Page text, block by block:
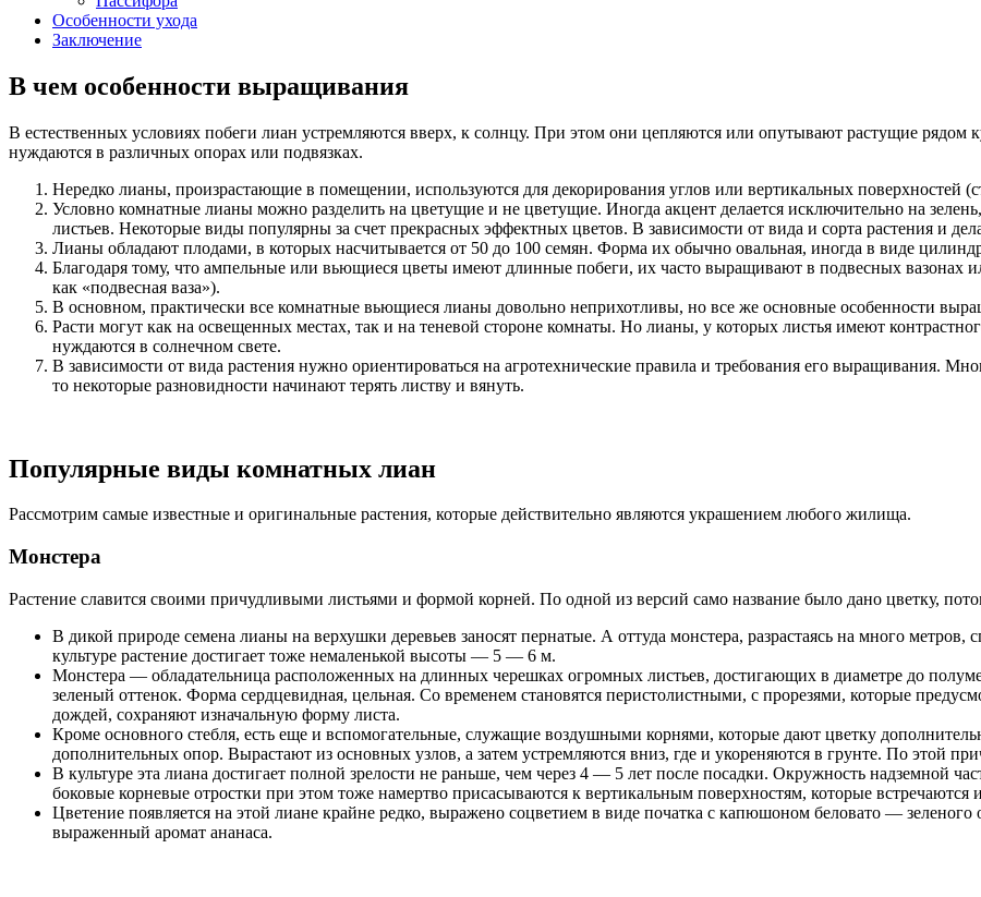
Особенности ухода
Заключение
В чем особенности выращивания
В естественных условиях побеги лиан устремляются вверх, к солнцу. При этом они цепляются или опутывают растущие
нуждаются в различных опорах или подвязках.
Нередко лианы, произрастающие в помещении, используются для декорирования углов или вертикальных поверхностей
Условно комнатные лианы можно разделить на цветущие и не цветущие. Иногда акцент делается исключительно на
листьев. Некоторые виды популярны за счет прекрасных эффектных цветов. В зависимости от вида и сорта растения и
Лианы обладают плодами, в которых насчитывается от 50 до 100 семян. Форма их обычно овальная, иногда в виде
Благодаря тому, что ампельные или вьющиеся цветы имеют длинные побеги, их часто выращивают в подвесных вазонах
как «подвесная ваза»).
В основном, практически все комнатные вьющиеся лианы довольно неприхотливы, но все же основные особенности
Расти могут как на освещенных местах, так и на теневой стороне комнаты. Но лианы, у которых листья имеют
нуждаются в солнечном свете.
В зависимости от вида растения нужно ориентироваться на агротехнические правила и требования его выращивания.
то некоторые разновидности начинают терять листву и вянуть.
Популярные виды комнатных лиан
Рассмотрим самые известные и оригинальные растения, которые действительно являются украшением любого жилища.
Монстера
Растение славится своими причудливыми листьями и формой корней. По одной из версий само название было дано цветку,
В дикой природе семена лианы на верхушки деревьев заносят пернатые. А оттуда монстера, разрастаясь на много метров,
культуре растение достигает тоже немаленькой высоты — 5 — 6 м.
Монстера — обладательница расположенных на длинных черешках огромных листьев, достигающих в диаметре до
зеленый оттенок. Форма сердцевидная, цельная. Со временем становятся перистолистными, с прорезями, которые
дождей, сохраняют изначальную форму листа.
Кроме основного стебля, есть еще и вспомогательные, служащие воздушными корнями, которые дают цветку
дополнительных опор. Вырастают из основных узлов, а затем устремляются вниз, где и укореняются в грунте. По этой
В культуре эта лиана достигает полной зрелости не раньше, чем через 4 — 5 лет после посадки. Окружность надземной
боковые корневые отростки при этом тоже намертво присасываются к вертикальным поверхностям, которые встречаются
Цветение появляется на этой лиане крайне редко, выражено соцветием в виде початка с капюшоном беловато —
выраженный аромат ананаса.